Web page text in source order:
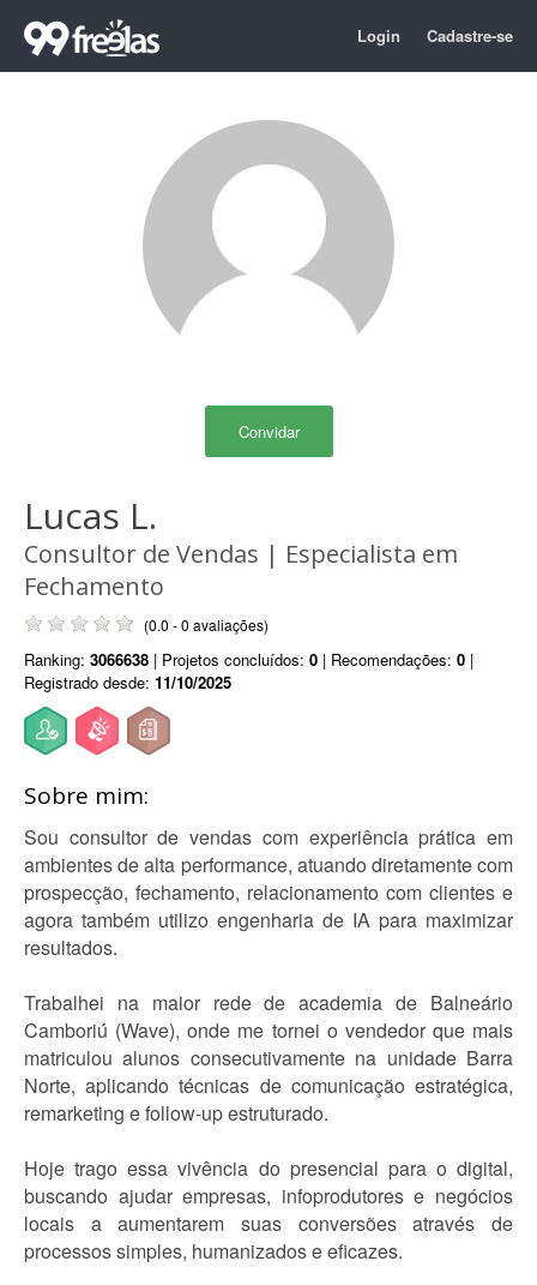
Login Cadastre-se
Convidar
Lucas L.
Consultor de Vendas | Especialista em
Fechamento
(0.0 - 0 avaliações)
Ranking: 3066638 | Projetos concluídos: 0 | Recomendações: 0 |
Registrado desde: 11/10/2025
Sobre mim:
Sou consultor de vendas com experiência prática em
ambientes de alta performance, atuando diretamente com
prospecção, fechamento, relacionamento com clientes e
agora também utilizo engenharia de IA para maximizar
resultados.
Trabalhei na maior rede de academia de Balneário
Camboriú (Wave), onde me tornei o vendedor que mais
matriculou alunos consecutivamente na unidade Barra
Norte, aplicando técnicas de comunicação estratégica,
remarketing e follow-up estruturado.
Hoje trago essa vivência do presencial para o digital,
buscando ajudar empresas, infoprodutores e negócios
locais a aumentarem suas conversões através de
processos simples, humanizados e eficazes.